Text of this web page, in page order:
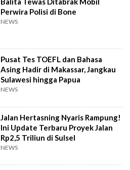
Perwira Polisi di Bone
NEWS
Pusat Tes TOEFL dan Bahasa
Asing Hadir di Makassar, Jangkau
Sulawesi hingga Papua
NEWS
Jalan Hertasning Nyaris Rampung!
Ini Update Terbaru Proyek Jalan
Rp2,5 Triliun di Sulsel
NEWS